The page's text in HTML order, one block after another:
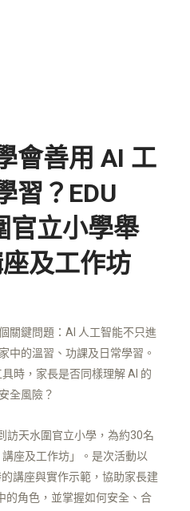
會善用 AI 工
習？EDU
官立小學舉
及工作坊
關鍵問題：AI 人工智能不只進
中的溫習、功課及日常學習。
時，家長是否同樣理解 AI 的
全風險？
訪天水圍官立小學，為約30名
座及工作坊」。是次活動以
講座與實作示範，協助家長建
的角色，並掌握如何安全、合